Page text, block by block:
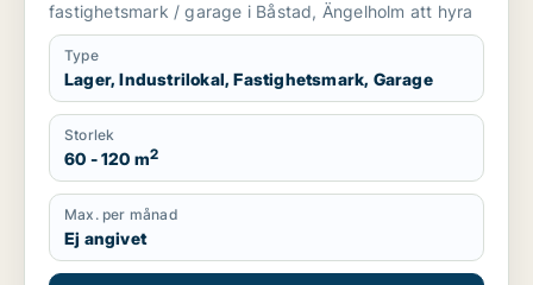
fastighetsmark / garage i Båstad, Ängelholm att hyra
Type
Lager, Industrilokal, Fastighetsmark, Garage
Storlek
60 - 120 m2
Max. per månad
Ej angivet